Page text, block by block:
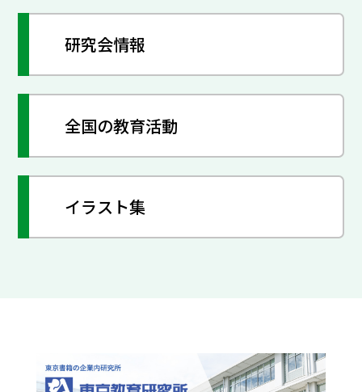
研究会情報
全国の教育活動
イラスト集